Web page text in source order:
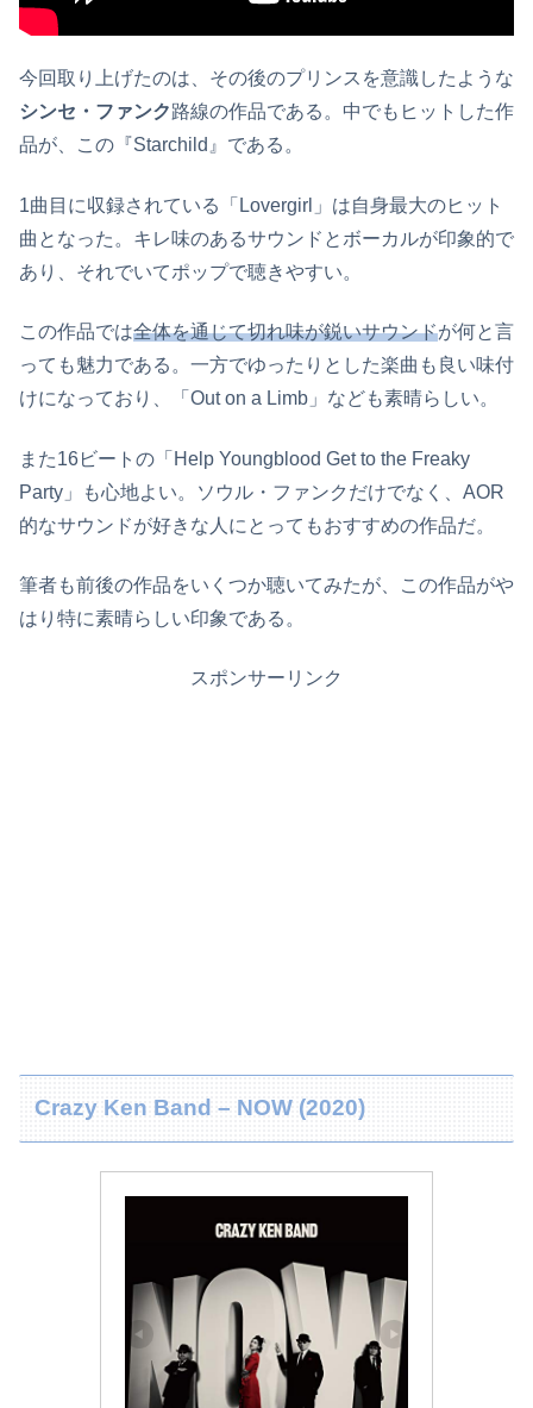
今回取り上げたのは、その後のプリンスを意識したような
シンセ・ファンク路線の作品である。中でもヒットした作
品が、この『Starchild』である。
1曲目に収録されている「Lovergirl」は自身最大のヒット
曲となった。キレ味のあるサウンドとボーカルが印象的で
あり、それでいてポップで聴きやすい。
この作品では全体を通じて切れ味が鋭いサウンドが何と言
っても魅力である。一方でゆったりとした楽曲も良い味付
けになっており、「Out on a Limb」なども素晴らしい。
また16ビートの「Help Youngblood Get to the Freaky
Party」も心地よい。ソウル・ファンクだけでなく、AOR
的なサウンドが好きな人にとってもおすすめの作品だ。
筆者も前後の作品をいくつか聴いてみたが、この作品がや
はり特に素晴らしい印象である。
スポンサーリンク
Crazy Ken Band – NOW (2020)